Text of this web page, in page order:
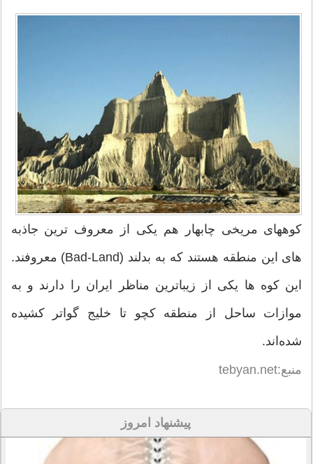
کوههای مریخی چابهار هم یکی از معروف ترین جاذبه
های این منطقه هستند که به بدلند (Bad-Land) معروفند.
این کوه ها یکی از زیباترین مناظر ایران را دارند و به
موازات ساحل از منطقه کچو تا خلیج گواتر کشیده
شده‌اند.
منبع:tebyan.net
پیشنهاد امروز